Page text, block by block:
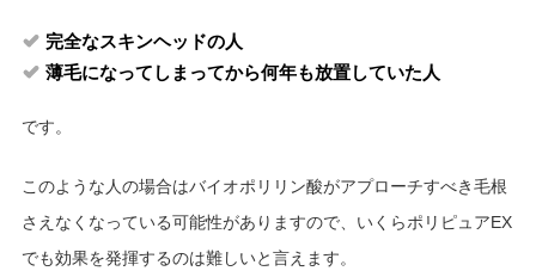
完全なスキンヘッドの人
薄毛になってしまってから何年も放置していた人
です。
このような人の場合はバイオポリリン酸がアプローチすべき毛根
さえなくなっている可能性がありますので、いくらポリピュアEX
でも効果を発揮するのは難しいと言えます。